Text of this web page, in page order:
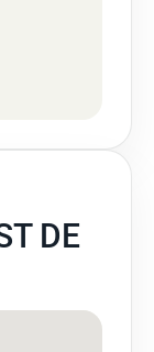
DE